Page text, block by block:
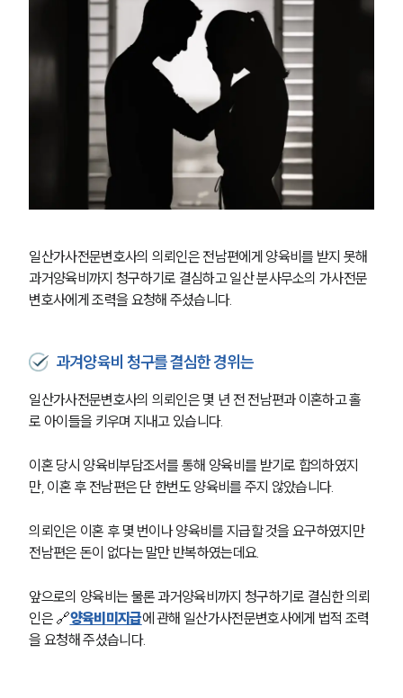
일산가사전문변호사의 의뢰인은 전남편에게 양육비를 받지 못해
과거양육비까지 청구하기로 결심하고 일산 분사무소의 가사전문
변호사에게 조력을 요청해 주셨습니다.
과겨양육비 청구를 결심한 경위는
일산가사전문변호사의 의뢰인은 몇 년 전 전남편과 이혼하고 홀
로 아이들을 키우며 지내고 있습니다.
이혼 당시 양육비부담조서를 통해 양육비를 받기로 합의하였지
만, 이혼 후 전남편은 단 한번도 양육비를 주지 않았습니다.
의뢰인은 이혼 후 몇 번이나 양육비를 지급할 것을 요구하였지만
전남편은 돈이 없다는 말만 반복하였는데요.
앞으로의 양육비는 물론 과거양육비까지 청구하기로 결심한 의뢰
인은 🔗양육비미지급에 관해 일산가사전문변호사에게 법적 조력
을 요청해 주셨습니다.